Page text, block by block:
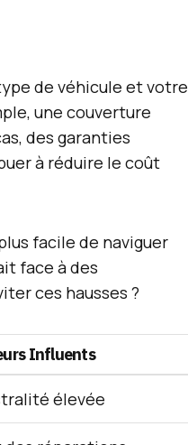
de véhicule et votre
une couverture
des garanties
à réduire le coût
facile de naviguer
face à des
ces hausses ?
Influents
élevée